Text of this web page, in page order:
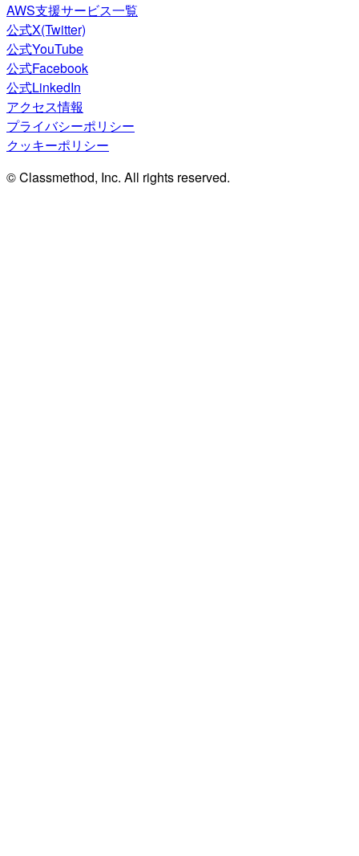
AWS支援サービス一覧
公式X(Twitter)
公式YouTube
公式Facebook
公式LinkedIn
アクセス情報
プライバシーポリシー
クッキーポリシー
© Classmethod, Inc. All rights reserved.